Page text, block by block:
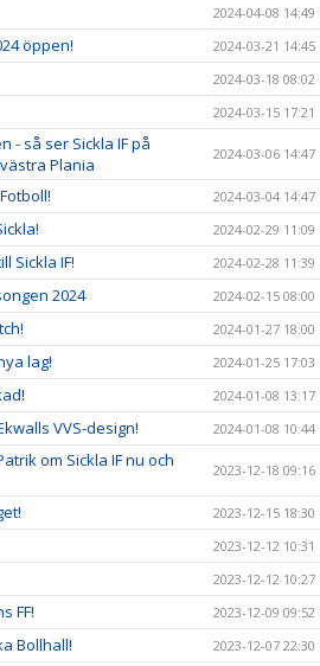
2024-04-08 14:49
öppen! 2024-03-21 14:45
2024-03-18 08:02
2024-03-15 17:21
- så ser Sickla IF på
Plania
2024-03-06 14:47
2024-03-04 14:47
2024-02-29 11:09
Sickla IF! 2024-02-28 11:39
2024 2024-02-15 08:00
2024-01-27 18:00
lag! 2024-01-25 17:03
2024-01-08 13:17
VVS-design! 2024-01-08 10:44
om Sickla IF nu och
2023-12-18 09:16
2023-12-15 18:30
2023-12-12 10:31
2023-12-12 10:27
FF! 2023-12-09 09:52
Bollhall! 2023-12-07 22:30